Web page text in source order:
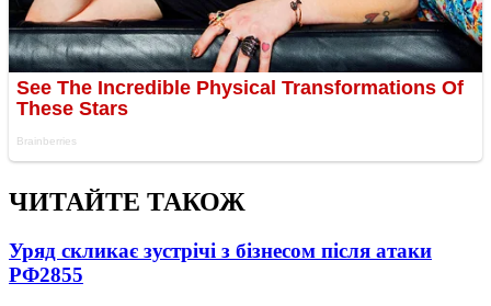
ЧИТАЙТЕ ТАКОЖ
Уряд скликає зустрічі з бізнесом після атаки
РФ2855